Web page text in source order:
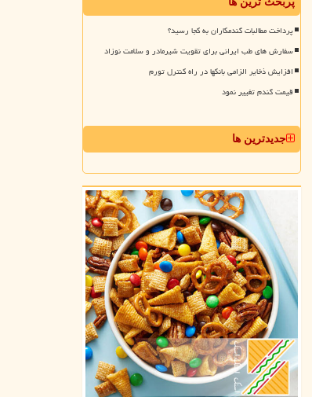
پرداخت مطالبات گندمکاران به کجا رسید؟
سفارش های طب ایرانی برای تقویت شیرمادر و سلامت نوزاد
افزایش ذخایر الزامی بانکها در راه کنترل تورم
قیمت گندم تغییر نمود
جدیدترین ها